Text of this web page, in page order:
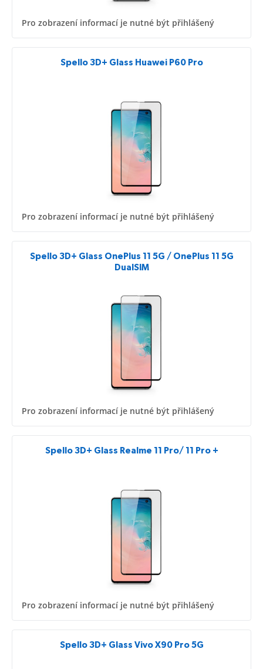
Pro zobrazení informací je nutné být přihlášený
Spello 3D+ Glass Huawei P60 Pro
Pro zobrazení informací je nutné být přihlášený
Spello 3D+ Glass OnePlus 11 5G / OnePlus 11 5G
DualSIM
Pro zobrazení informací je nutné být přihlášený
Spello 3D+ Glass Realme 11 Pro/ 11 Pro +
Pro zobrazení informací je nutné být přihlášený
Spello 3D+ Glass Vivo X90 Pro 5G